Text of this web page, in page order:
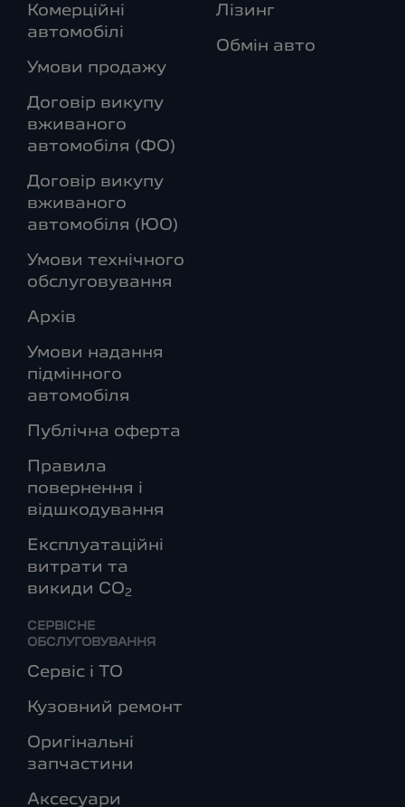
Комерційні
автомобілі
Умови продажу
Договір викупу
вживаного
автомобіля (ФО)
Договір викупу
вживаного
автомобіля (ЮО)
Умови технічного
обслуговування
Архів
Умови надання
підмінного
автомобіля
Публічна оферта
Правила
повернення і
відшкодування
Експлуатаційні
витрати та
викиди СО2
Лізинг
Обмін авто
СЕРВІСНЕ
ОБСЛУГОВУВАННЯ
Сервіс і ТО
Кузовний ремонт
Оригінальні
запчастини
Аксесуари